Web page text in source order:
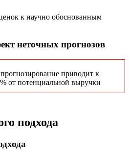
к научно обоснованным
неточных прогнозов
приводит к
от потенциальной выручки
подхода